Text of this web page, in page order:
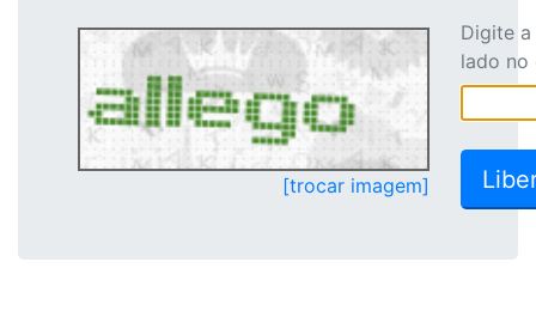
[trocar imagem]
Digite
lado no